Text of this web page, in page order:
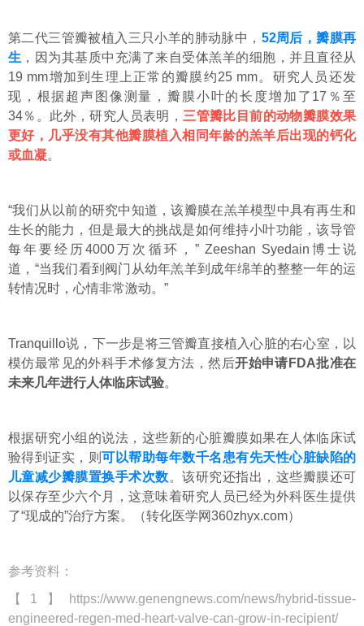
第二代三管瓣被植入三只小羊的肺动脉中， 52周后，瓣膜再
生 ，因为其基质中充满了来自受体羔羊的细胞，并且直径从
19 mm增加到生理上正常的瓣膜约25 mm。研究人员还发
现，根据超声图像测量，瓣膜小叶的长度增加了17％至
34％。此外，研究人员表明， 三管瓣比目前的动物瓣膜效果
更好，几乎没有其他瓣膜植入相同年龄的羔羊后出现的钙化
或血凝。
“我们从以前的研究中知道，该瓣膜在羔羊模型中具有再生和
生长的能力，但是最大的挑战是如何维持小叶功能，该导管
每年要经历4000万次循环，” Zeeshan Syedain博士说
道，“当我们看到阀门从幼年羔羊到成年绵羊的整整一年的运
转情况时，心情非常激动。”
Tranquillo说，下一步是将三管瓣直接植入心脏的右心室，以
模仿最常见的外科手术修复方法，然后开始申请FDA批准在
未来几年进行人体临床试验。
根据研究小组的说法，这些新的心脏瓣膜如果在 人体临床试
验得到证实，则可以帮助每年数千名患有先天性心脏缺陷的
儿童减少瓣膜置换手术次数。该研究还指出，这些瓣膜还可
以保存至少六个月，这意味着研究人员已经为外科医生提供
了“现成的”治疗方案。（转化医学网360zhyx.com）
参考资料：
【1】https://www.genengnews.com/news/hybrid-tissue-
engineered-regen-med-heart-valve-can-grow-in-recipient/